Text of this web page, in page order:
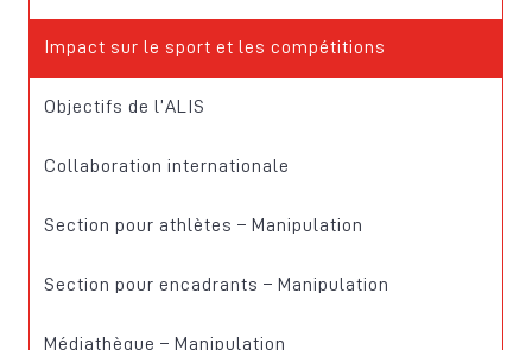
Antidopage
Safeguarding
Contact
Impact sur le sport et les compétitions
Objectifs de l’ALIS
Collaboration internationale
Section pour athlètes – Manipulation
Section pour encadrants – Manipulation
Médiathèque – Manipulation